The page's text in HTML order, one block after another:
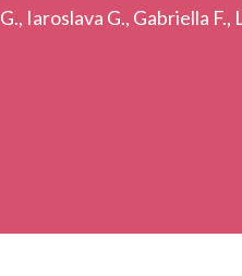
G., Iaroslava G., Gabriella